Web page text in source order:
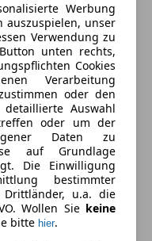
Werbung
auszuspielen, unser
Verwendung zu
unten rechts,
Cookies
Verarbeitung
oder den
Auswahl
oder um der
Daten zu
auf Grundlage
Die Einwilligung
bestimmter
Drittländer, u.a. die
Wollen Sie keine
bitte hier.